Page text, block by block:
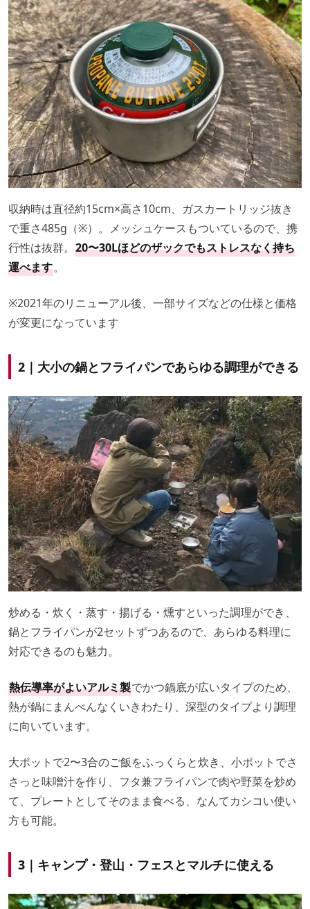
収納時は直径約15cm×高さ10cm、ガスカートリッジ抜き
で重さ485g（※）。メッシュケースもついているので、携
行性は抜群。 20〜30Lほどのザックでもストレスなく持ち
運べます。
※2021年のリニューアル後、一部サイズなどの仕様と価格
が変更になっています
2｜大小の鍋とフライパンであらゆる調理ができる
炒める・炊く・蒸す・揚げる・燻すといった調理ができ、
鍋とフライパンが2セットずつあるので、あらゆる料理に
対応できるのも魅力。
熱伝導率がよいアルミ製でかつ鍋底が広いタイプのため、
熱が鍋にまんべんなくいきわたり、深型のタイプより調理
に向いています。
大ポットで2〜3合のご飯をふっくらと炊き、小ポットでさ
さっと味噌汁を作り、フタ兼フライパンで肉や野菜を炒め
て、プレートとしてそのまま食べる、なんてカシコい使い
方も可能。
3｜ キャンプ・登山・フェスとマルチに使える